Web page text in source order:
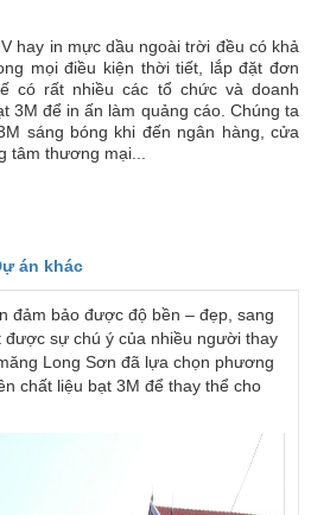
hay in mực dầu ngoài trời đều có khả
mọi điều kiện thời tiết, lắp đặt đơn
có rất nhiều các tổ chức và doanh
3M để in ấn làm quảng cáo. Chúng ta
sáng bóng khi đến ngân hàng, cửa
tâm thương mại...
án khác
đảm bảo được độ bền – đẹp, sang
sự chú ý của nhiều người thay
Long Sơn đã lựa chọn phương
chất liệu bạt 3M để thay thể cho